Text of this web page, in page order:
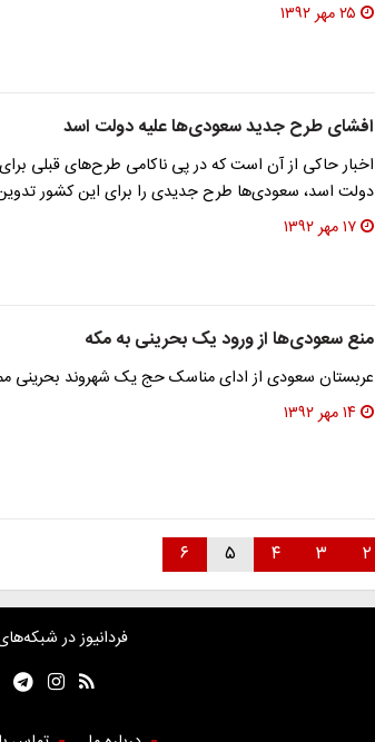
۲۵ مهر ۱۳۹۲
افشای طرح جدید سعودی‌ها علیه دولت اسد
اخبار حاکی از آن است که در پی ناکامی طرح‌های قبلی برای
دولت اسد، سعودی‌ها طرح جدیدی را برای این کشور
۱۷ مهر ۱۳۹۲
منع سعودی‌ها از ورود یک بحرینی به مکه
عربستان سعودی از ادای مناسک حج یک شهروند بحرینی
۱۴ مهر ۱۳۹۲
۲ ۳ ۴ ۵ ۶
فردانیوز در